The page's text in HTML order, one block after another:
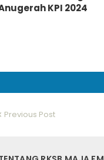
KPI 2024
Previous Post